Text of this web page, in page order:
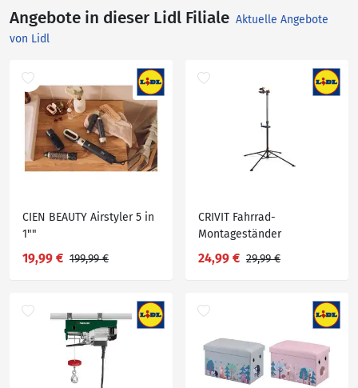
Angebote in dieser Lidl Filiale Aktuelle Angebote
von Lidl
CIEN BEAUTY Airstyler 5 in
1""
19,99 € 199,99 €
CRIVIT Fahrrad-
Montageständer
24,99 € 29,99 €